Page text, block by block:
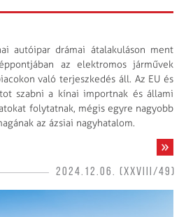
autóipar drámai átalakuláson ment
az elektromos járművek
való terjeszkedés áll. Az EU és
szabni a kínai importnak és állami
folytatnak, mégis egyre nagyobb
az ázsiai nagyhatalom.
2024.12.06. (XXVIII/49)